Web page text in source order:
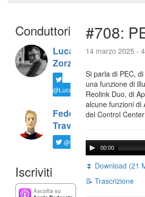
Conduttori
Luca
Zorzi
@LucaTNT
Federico
Travaini
@ftrava
Iscriviti
#708:
14 marzo 2025 -
Si parla di PEC,
una funzione di
Reolink Duo, di
alcune funzioni di
del Control
00:00
⏬ Download (21
📝 Trascrizione